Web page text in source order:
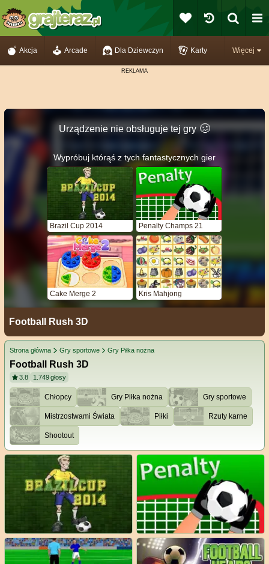
Więcej
Akcja Arcade Dla Dziewczyn Karty
Urządzenie nie obsługuje tej gry 🥴️
Wypróbuj którąś z tych fantastycznych gier
Brazil Cup 2014 Penalty Champs 21
Cake Merge 2 Kris Mahjong
Football Rush 3D
Strona główna Gry sportowe Gry Piłka nożna
Football Rush 3D
3.8 1.749głosy
Chłopcy Gry Piłka nożna Gry sportowe
Mistrzostwami Świata Piłki Rzuty karne
Shootout